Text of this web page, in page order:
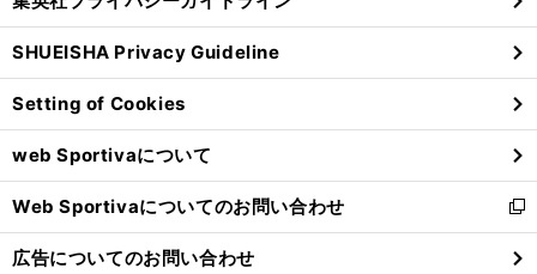
る
い
ウ
ィ
ン
ド
ウ
で
開
く
SHUEISHA Privacy Guideline
Setting of Cookies
web Sportivaについて
Web Sportivaについてのお問い合わせ
新
し
い
広告についてのお問い合わせ